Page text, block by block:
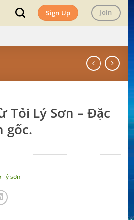
Sign Up Join
Tỏi Lý Sơn – Đặc
gốc.
lý sơn